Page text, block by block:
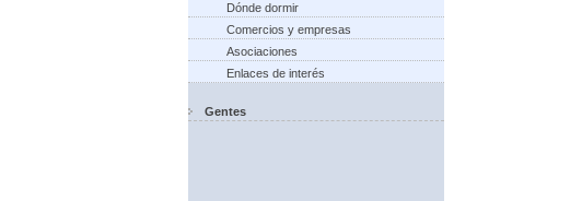
Dónde dormir
Comercios y empresas
Asociaciones
Enlaces de interés
Gentes